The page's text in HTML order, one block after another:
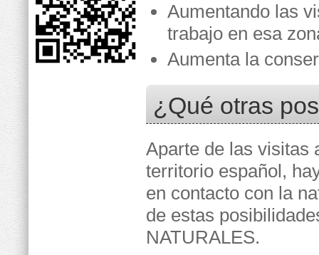
Aumentando las
trabajo en esa
Aumenta la
¿Qué otras
Aparte de las visitas
territorio español,
en contacto con la
de estas
NATURALES.